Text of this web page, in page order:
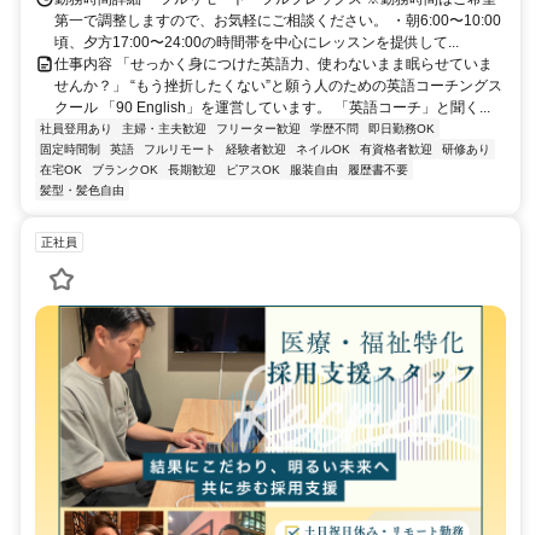
第一で調整しますので、お気軽にご相談ください。 ・朝6:00〜10:00
頃、夕方17:00〜24:00の時間帯を中心にレッスンを提供して...
仕事内容 「せっかく身につけた英語力、使わないまま眠らせていま
せんか？」 “もう挫折したくない”と願う人のための英語コーチングス
クール 「90 English」を運営しています。 「英語コーチ」と聞く...
社員登用あり 主婦・主夫歓迎 フリーター歓迎 学歴不問
即日勤務OK
固定時間制
英語 フルリモート 経験者歓迎 ネイルOK 有資格者歓迎
研修あり
在宅OK
ブランクOK 長期歓迎 ピアスOK 服装自由
履歴書不要
髪型・髪色自由
正社員